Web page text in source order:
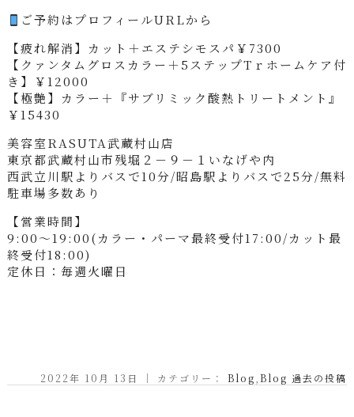
ご予約はプロフィールURLから
【疲れ解消】カット＋エステシモスパ￥7300
【クァンタムグロスカラー＋5ステップTｒホームケア付
き】￥12000
【極艶】カラー＋『サブリミック酸熱トリートメント』
￥15430
美容室RASUTA武蔵村山店
東京都武蔵村山市残堀２－９－１いなげや内
西武立川駅よりバスで10分/昭島駅よりバスで25分/無料
駐車場多数あり
【営業時間】
9:00～19:00(カラー・パーマ最終受付17:00/カット最
終受付18:00)
定休日：毎週火曜日
2022年 10月 13日 ｜ カテゴリー：Blog ,Blog 過去の投稿